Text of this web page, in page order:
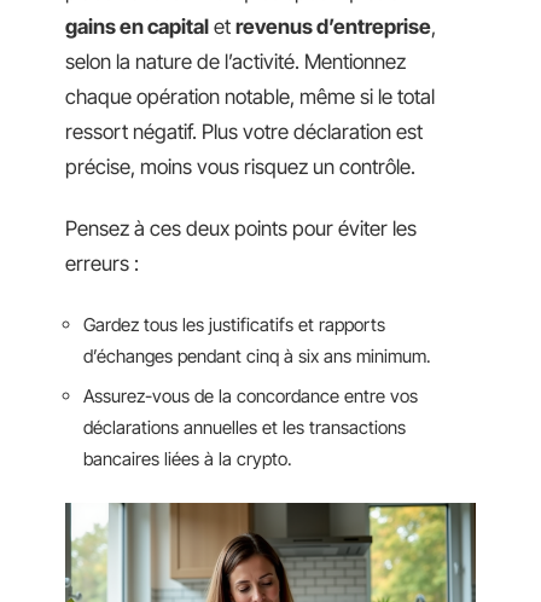
gains en capital et revenus d’entreprise,
selon la nature de l’activité. Mentionnez
chaque opération notable, même si le total
ressort négatif. Plus votre déclaration est
précise, moins vous risquez un contrôle.
Pensez à ces deux points pour éviter les
erreurs :
Gardez tous les justificatifs et rapports
d’échanges pendant cinq à six ans minimum.
Assurez-vous de la concordance entre vos
déclarations annuelles et les transactions
bancaires liées à la crypto.